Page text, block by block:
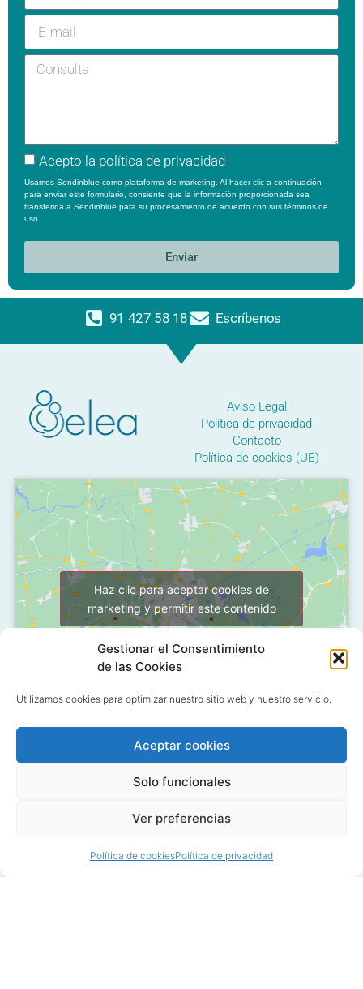
Gestionar el Consentimiento
de las Cookies
Utilizamos cookies para optimizar nuestro sitio web y nuestro servicio.
Aceptar cookies
Solo funcionales
Ver preferencias
Política de cookiesPolítica de privacidad
Acepto la política de privacidad
Usamos Sendinblue como plataforma de marketing. Al hacer clic a continuación
para enviar este formulario, consiente que la información proporcionada sea
transferida a Sendinblue para su procesamiento de acuerdo con sus términos de
uso
Enviar
91 427 58 18 Escríbenos
Aviso Legal
Política de privacidad
Contacto
Política de cookies (UE)
Haz clic para aceptar cookies de
marketing y permitir este contenido
C/ Grañón, 12 - Local
28050 Las Tablas - Madrid